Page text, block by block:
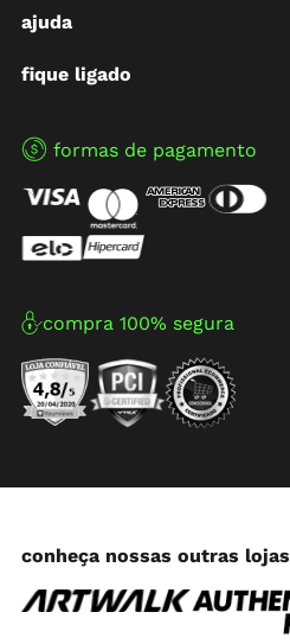
ajuda
fique ligado
formas de pagamento
compra 100% segura
conheça nossas outras lojas